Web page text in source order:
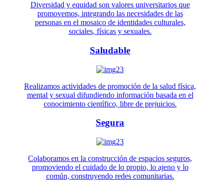
Diversidad y equidad son valores universitarios que
promovemos, integrando las necesidades de las
personas en el mosaico de identidades culturales,
sociales, físicas y sexuales.
Saludable
Realizamos actividades de promoción de la salud física,
mental y sexual difundiendo información basada en el
conocimiento científico, libre de prejuicios.
Segura
Colaboramos en la construcción de espacios seguros,
promoviendo el cuidado de lo propio, lo ajeno y lo
común, construyendo redes comunitarias.